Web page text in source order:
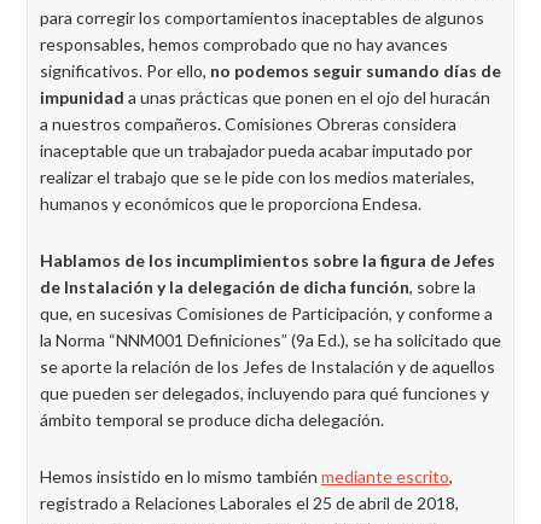
para corregir los comportamientos inaceptables de algunos
responsables, hemos comprobado que no hay avances
significativos. Por ello, no podemos seguir sumando días de
impunidad a unas prácticas que ponen en el ojo del huracán
a nuestros compañeros. Comisiones Obreras considera
inaceptable que un trabajador pueda acabar imputado por
realizar el trabajo que se le pide con los medios materiales,
humanos y económicos que le proporciona Endesa.
Hablamos de los incumplimientos sobre la figura de Jefes
de Instalación y la delegación de dicha función, sobre la
que, en sucesivas Comisiones de Participación, y conforme a
la Norma “NNM001 Definiciones” (9a Ed.), se ha solicitado que
se aporte la relación de los Jefes de Instalación y de aquellos
que pueden ser delegados, incluyendo para qué funciones y
ámbito temporal se produce dicha delegación.
Hemos insistido en lo mismo también mediante escrito,
registrado a Relaciones Laborales el 25 de abril de 2018,